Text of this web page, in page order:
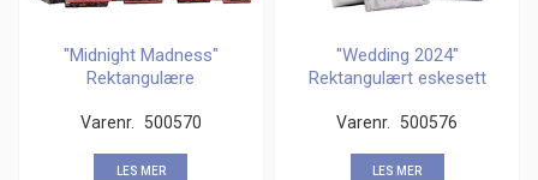
"Midnight Madness"
Rektangulære
Varenr. 500570
LES MER
"Wedding 2024"
Rektangulært eskesett
Varenr. 500576
LES MER